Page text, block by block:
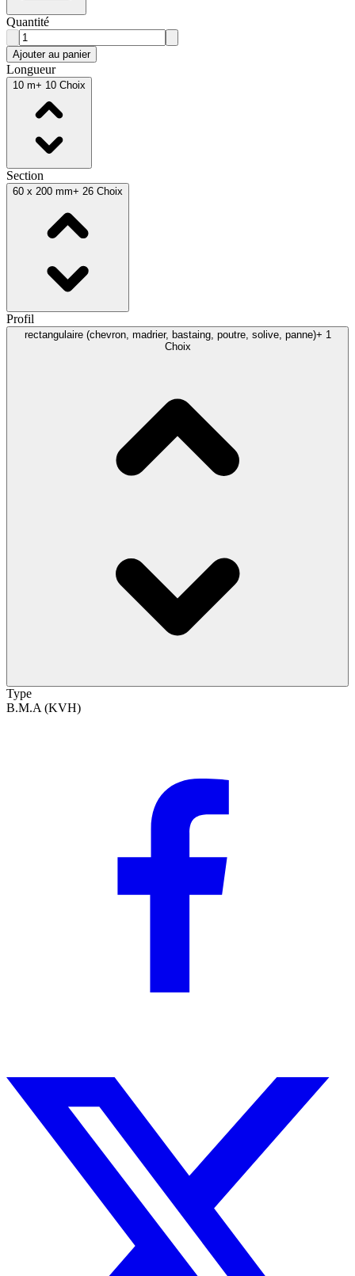
Quantité
Ajouter au panier
Longueur
10 m+ 10 Choix
Section
60 x 200 mm+ 26 Choix
Profil
rectangulaire (chevron, madrier, bastaing, poutre, solive, panne)+ 1
Choix
Type
B.M.A (KVH)